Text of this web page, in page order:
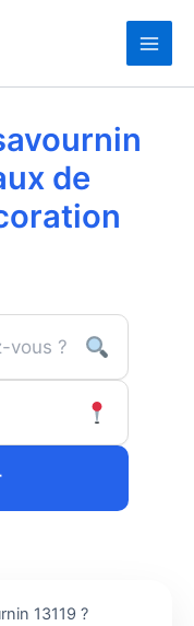
de
13119 ?